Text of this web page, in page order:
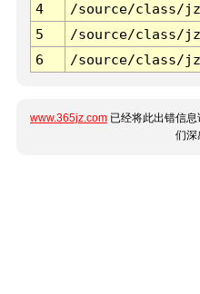
4
/source/class/
5
/source/class/
6
/source/class/
www.365jz.com 已经将此出错信
们深